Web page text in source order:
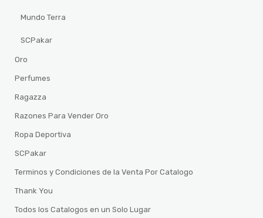
Mundo Terra
SCPakar
Oro
Perfumes
Ragazza
Razones Para Vender Oro
Ropa Deportiva
SCPakar
Terminos y Condiciones de la Venta Por Catalogo
Thank You
Todos los Catalogos en un Solo Lugar